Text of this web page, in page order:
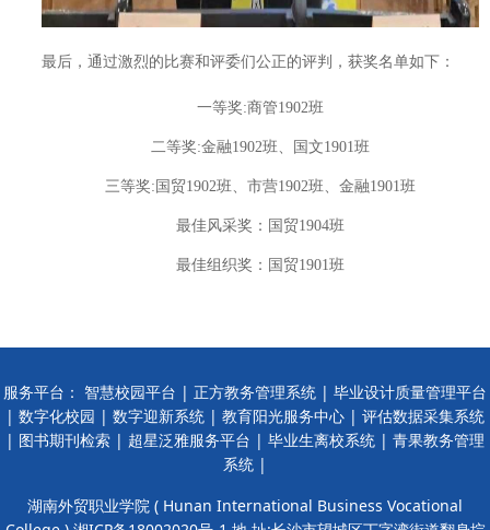
最后，通过激烈的比赛和评委们公正的评判，获奖名单如下：
一等奖:商管1902班
二等奖:金融1902班、国文1901班
三等奖:国贸1902班、 市营1902班、金融1901 班
最佳风采奖：国贸1904班
最佳组织奖：国贸1901班
服务平台： 智慧校园平台 | 正方教务管理系统 | 毕业设计质量管理平台
| 数字化校园 | 数字迎新系统 | 教育阳光服务中心 | 评估数据采集系统
| 图书期刊检索 | 超星泛雅服务平台 | 毕业生离校系统 | 青果教务管理
系统 |
湖南外贸职业学院 ( Hunan International Business Vocational